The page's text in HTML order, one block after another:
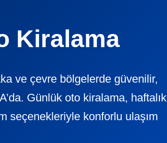
Kiralama
ve çevre bölgelerde güvenilir,
Günlük oto kiralama, haftalık
seçenekleriyle konforlu ulaşım